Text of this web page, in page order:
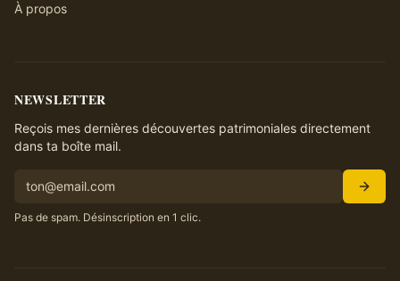
À propos
NEWSLETTER
Reçois mes dernières découvertes patrimoniales directement
dans ta boîte mail.
Pas de spam. Désinscription en 1 clic.